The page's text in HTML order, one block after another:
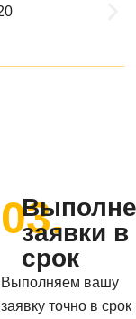
03.
заявки в
срок
Выполняем вашу
заявку точно в срок